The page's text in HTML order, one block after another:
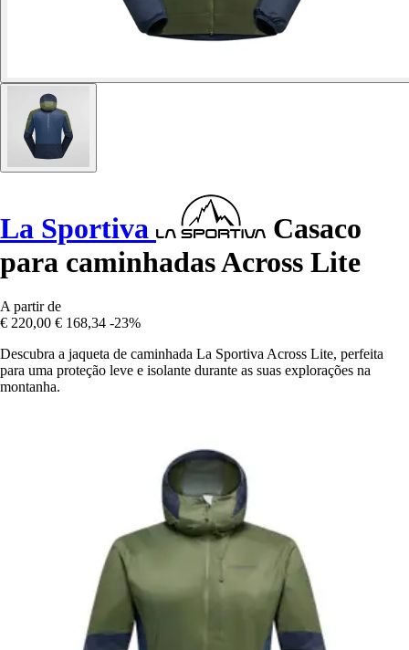
La Sportiva
Casaco
para caminhadas Across Lite
A partir de
€ 220,00 € 168,34 -23%
Descubra a jaqueta de caminhada La Sportiva Across Lite, perfeita
para uma proteção leve e isolante durante as suas explorações na
montanha.